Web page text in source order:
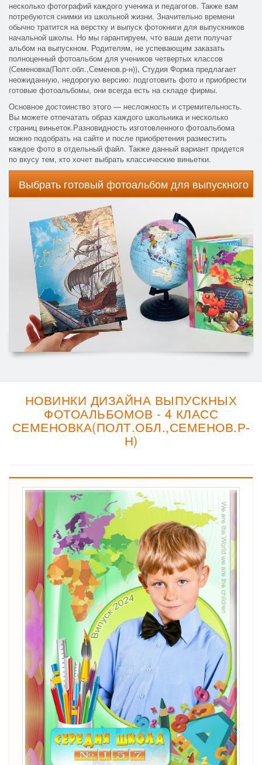
несколько фотографий каждого ученика и педагогов. Также вам
потребуются снимки из школьной жизни. Значительно времени
обычно тратится на верстку и выпуск фотокниги для выпускников
начальной школы. Но мы гарантируем, что ваши дети получат
альбом на выпускном. Родителям, не успевающим заказать
полноценный фотоальбом для учеников четвертых классов
(Семеновка(Полт.обл.,Семенов.р-н)), Студия Форма предлагает
неожиданную, недорогую версию: подготовить фото и приобрести
готовые фотоальбомы, они всегда есть на складе фирмы.
Основное достоинство этого — несложность и стремительность.
Вы можете отпечатать образ каждого школьника и несколько
страниц виньеток.Разновидность изготовленного фотоальбома
можно подобрать на сайте и после приобретения разместить
каждое фото в отдельный файл. Также данный вариант придется
по вкусу тем, кто хочет выбрать классические виньетки.
Выбрать готовый фотоальбом для выпускного
НОВИНКИ ДИЗАЙНА ВЫПУСКНЫХ
ФОТОАЛЬБОМОВ - 4 КЛАСС
СЕМЕНОВКА(ПОЛТ.ОБЛ.,СЕМЕНОВ.Р-
Н)